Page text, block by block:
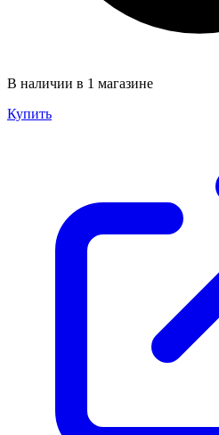
В наличии в 1 магазине
Купить